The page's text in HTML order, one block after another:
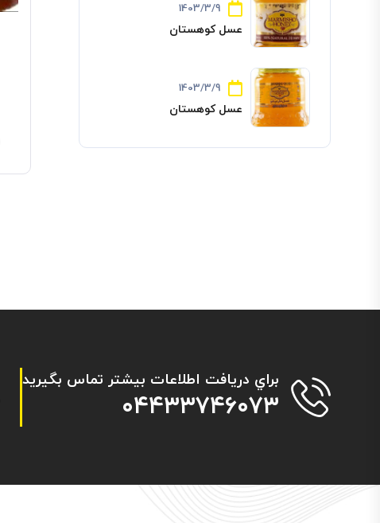
1403/3/9
عسل کوهستان
1403/3/9
عسل کوهستان
براي دريافت اطلاعات بیشتر تماس بگيريد
۰۴۴۳۳۷۴۶۰۷۳